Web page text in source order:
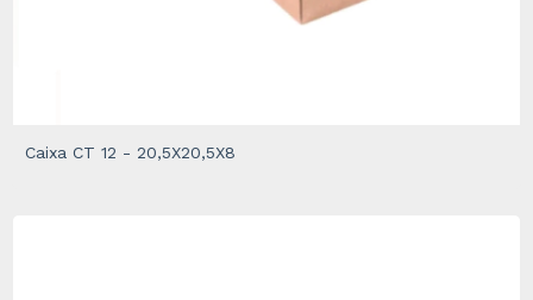
Caixa CT 12 - 20,5X20,5X8